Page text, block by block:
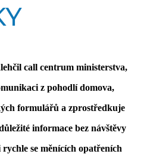
call centrum ministerstva,
z pohodlí domova,
formulářů a zprostředkuje
informace bez návštěvy
se měnících opatřeních